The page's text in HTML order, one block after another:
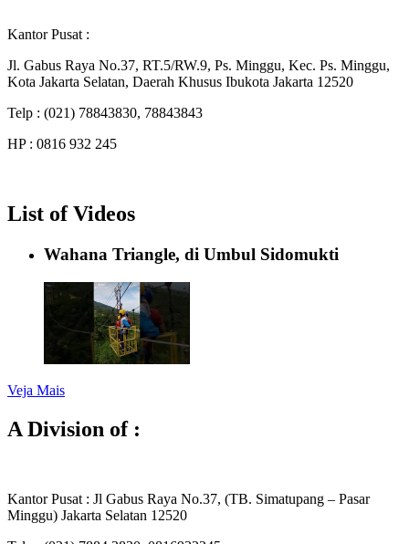
Kantor Pusat :
Jl. Gabus Raya No.37, RT.5/RW.9, Ps. Minggu, Kec. Ps. Minggu,
Kota Jakarta Selatan, Daerah Khusus Ibukota Jakarta 12520
Telp : (021) 78843830, 78843843
HP : 0816 932 245
List of Videos
Wahana Triangle, di Umbul Sidomukti
Veja Mais
A Division of :
Kantor Pusat : Jl Gabus Raya No.37, (TB. Simatupang – Pasar
Minggu) Jakarta Selatan 12520